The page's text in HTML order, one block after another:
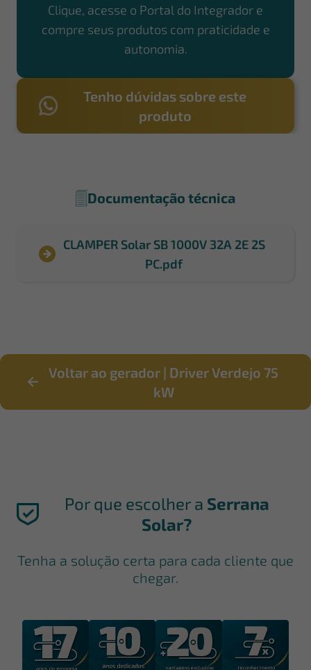
Clique, acesse o Portal do Integrador e
compre seus produtos com praticidade e
autonomia.
Tenho dúvidas sobre este
produto
Documentação técnica
CLAMPER Solar SB 1000V 32A 2E 2S
PC.pdf
Voltar ao gerador | Driver Verdejo 75
kW
Por que escolher a Serrana
Solar?
Tenha a solução certa para cada cliente que
chegar.